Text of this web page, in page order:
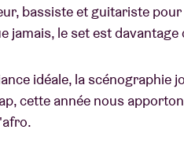
bassiste et guitariste
jamais, le set est
idéale, la scénographie
cette année nous